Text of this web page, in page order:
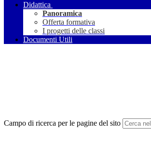
Didattica
Panoramica
Offerta formativa
I progetti delle classi
Documenti Utili
Campo di ricerca per le pagine del sito